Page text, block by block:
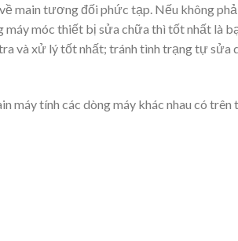
main tương đối phức tạp. Nếu không
móc thiết bị sửa chữa thì tốt nhất là
và xử lý tốt nhất; tránh tình trạng tự sửa
máy tính các dòng máy khác nhau có trên